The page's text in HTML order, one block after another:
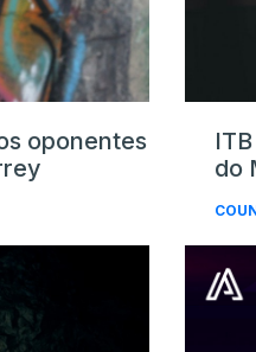
oponentes
do